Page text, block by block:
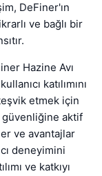
DeFiner'ın
ve bağlı bir
Hazine Avı
katılımını
etmek için
güvenliğine aktif
ve avantajlar
deneyimini
ve katkıyı